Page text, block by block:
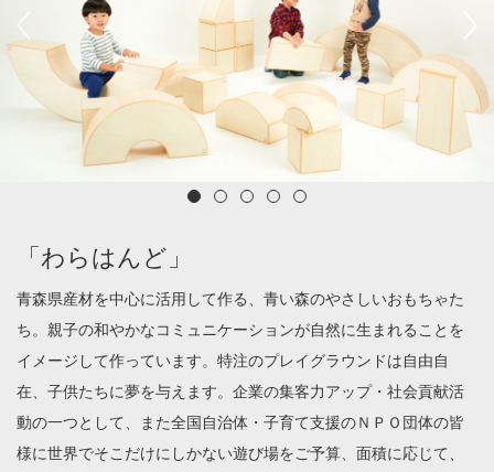
「わらはんど」
青森県産材を中心に活用して作る、青い森のやさしいおもちゃた
ち。親子の和やかなコミュニケーションが自然に生まれることを
イメージして作っています。特注のプレイグラウンドは自由自
在、子供たちに夢を与えます。企業の集客力アップ・社会貢献活
動の一つとして、また全国自治体・子育て支援のＮＰＯ団体の皆
様に世界でそこだけにしかない遊び場をご予算、面積に応じて、